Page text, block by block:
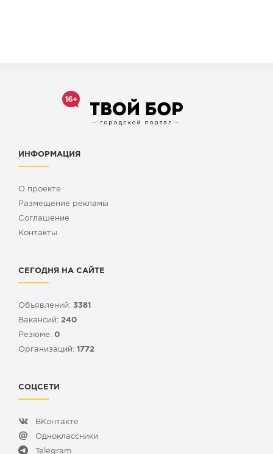
ИНФОРМАЦИЯ
О проекте
Размещение рекламы
Cоглашение
Контакты
СЕГОДНЯ НА САЙТЕ
Объявлений: 3381
Вакансий: 240
Резюме: 0
Организаций: 1772
СОЦСЕТИ
ВКонтакте
Одноклассники
Telegram